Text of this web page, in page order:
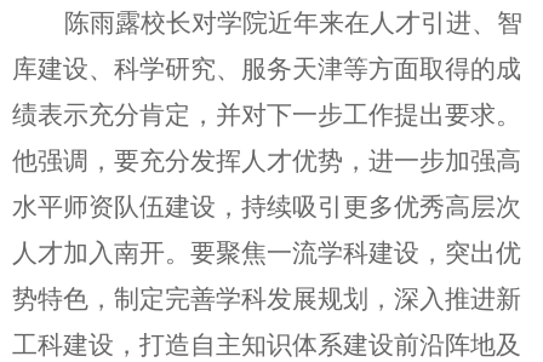
陈雨露校长对学院近年来在人才引进、智
库建设、科学研究、服务天津等方面取得的成
绩表示充分肯定，并对下一步工作提出要求。
他强调，要充分发挥人才优势，进一步加强高
水平师资队伍建设，持续吸引更多优秀高层次
人才加入南开。要聚焦一流学科建设，突出优
势特色，制定完善学科发展规划，深入推进新
工科建设，打造自主知识体系建设前沿阵地及